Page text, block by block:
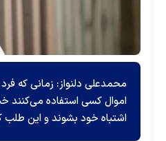
محمدعلی دلنواز: زمانی که فرد
اموال کسی استفاده می‌کنند
اشتباه خود بشوند و این